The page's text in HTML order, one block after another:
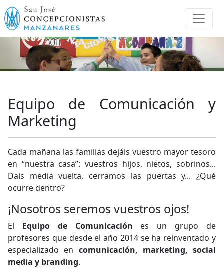
Equipo de Comunicación y
Marketing
Cada mañana las familias dejáis vuestro mayor tesoro
en “nuestra casa”: vuestros hijos, nietos, sobrinos...
Dais media vuelta, cerramos las puertas y... ¿Qué
ocurre dentro?
¡Nosotros seremos vuestros ojos!
El Equipo de Comunicación es un grupo de
profesores que desde el año 2014 se ha reinventado y
especializado en comunicación, marketing, social
media y branding.